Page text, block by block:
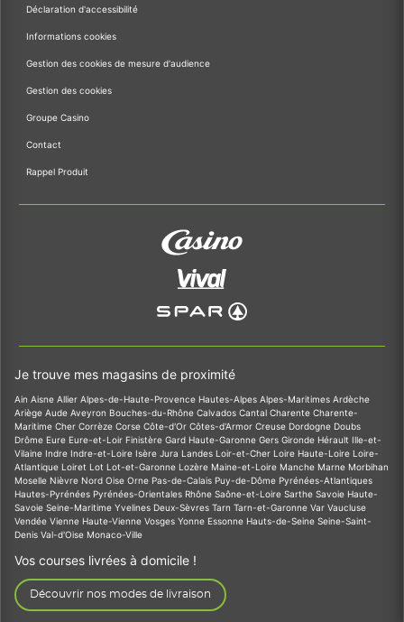
Déclaration d'accessibilité
Informations cookies
Gestion des cookies de mesure d'audience
Gestion des cookies
Groupe Casino
Contact
Rappel Produit
Je trouve mes magasins de proximité
Ain Aisne Allier Alpes-de-Haute-Provence Hautes-Alpes Alpes-Maritimes Ardèche
Ariège Aude Aveyron Bouches-du-Rhône Calvados Cantal Charente Charente-
Maritime Cher Corrèze Corse Côte-d'Or Côtes-d'Armor Creuse Dordogne Doubs
Drôme Eure Eure-et-Loir Finistère Gard Haute-Garonne Gers Gironde Hérault Ille-et-
Vilaine Indre Indre-et-Loire Isère Jura Landes Loir-et-Cher Loire Haute-Loire Loire-
Atlantique Loiret Lot Lot-et-Garonne Lozère Maine-et-Loire Manche Marne Morbihan
Moselle Nièvre Nord Oise Orne Pas-de-Calais Puy-de-Dôme Pyrénées-Atlantiques
Hautes-Pyrénées Pyrénées-Orientales Rhône Saône-et-Loire Sarthe Savoie Haute-
Savoie Seine-Maritime Yvelines Deux-Sèvres Tarn Tarn-et-Garonne Var Vaucluse
Vendée Vienne Haute-Vienne Vosges Yonne Essonne Hauts-de-Seine Seine-Saint-
Denis Val-d'Oise Monaco-Ville
Vos courses livrées à domicile !
Découvrir nos modes de livraison